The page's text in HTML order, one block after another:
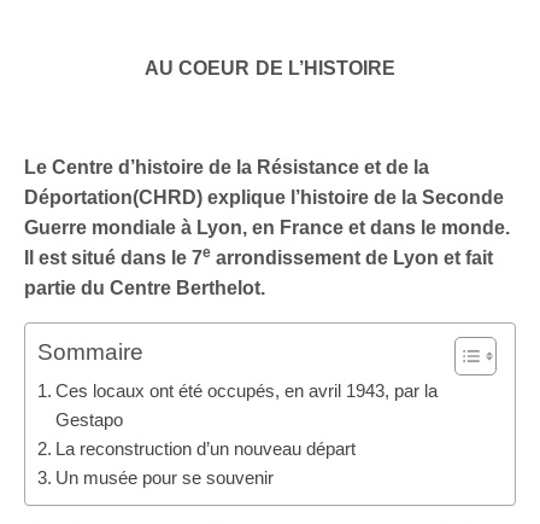
AU COEUR DE L’HISTOIRE
Le Centre d’histoire de la Résistance et de la
Déportation(CHRD)explique l’histoire de laSeconde
Guerre mondialeà Lyon, en France et dans le monde.
Il est situé dans le 7e arrondissement de Lyonet fait
partie duCentre Berthelot.
Sommaire
Ces locaux ont été occupés, en avril 1943, par la
Gestapo
La reconstruction d’un nouveau départ
Un musée pour se souvenir